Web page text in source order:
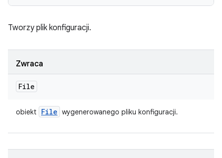
Tworzy plik konfiguracji.
Zwraca
File
obiekt File wygenerowanego pliku konfiguracji.